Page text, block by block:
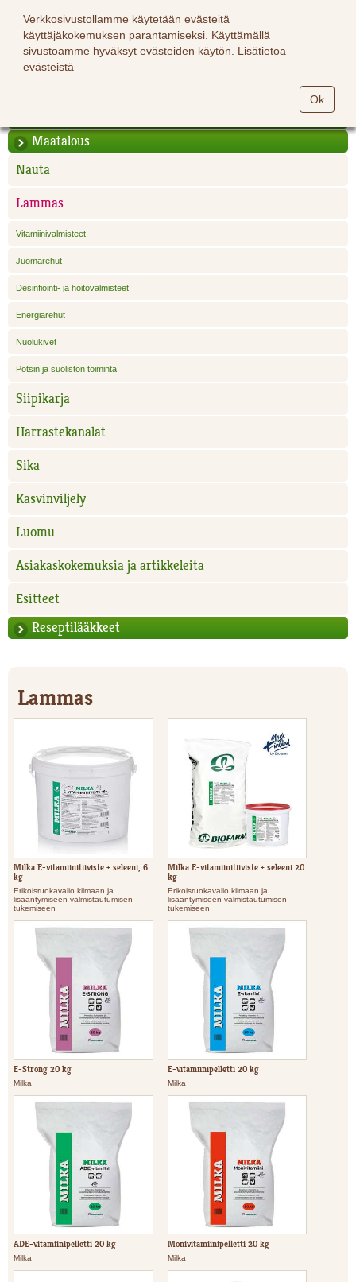
Verkkosivustollamme käytetään evästeitä
käyttäjäkokemuksen parantamiseksi. Käyttämällä
sivustoamme hyväksyt evästeiden käytön. Lisätietoa
evästeistä
Ok
Maatalous
Nauta
Lammas
Vitamiinivalmisteet
Juomarehut
Desinfiointi- ja hoitovalmisteet
Energiarehut
Nuolukivet
Pötsin ja suoliston toiminta
Siipikarja
Harrastekanalat
Sika
Kasvinviljely
Luomu
Asiakaskokemuksia ja artikkeleita
Esitteet
Reseptilääkkeet
Lammas
Milka E-vitamiinitiiviste + seleeni, 6
kg
Erikoisruokavalio kiimaan ja
lisääntymiseen valmistautumisen
tukemiseen
Milka E-vitamiinitiiviste + seleeni 20
kg
Erikoisruokavalio kiimaan ja
lisääntymiseen valmistautumisen
tukemiseen
E-Strong 20 kg
Milka
E-vitamiinipelletti 20 kg
Milka
ADE-vitamiinipelletti 20 kg
Milka
Monivitamiinipelletti 20 kg
Milka